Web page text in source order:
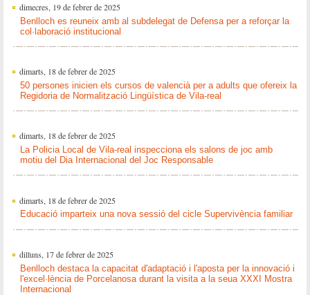
dimecres, 19 de febrer de 2025
Benlloch es reuneix amb al subdelegat de Defensa per a reforçar la
col·laboració institucional
dimarts, 18 de febrer de 2025
50 persones inicien els cursos de valencià per a adults que ofereix la
Regidoria de Normalització Lingüística de Vila-real
dimarts, 18 de febrer de 2025
La Policia Local de Vila-real inspecciona els salons de joc amb
motiu del Dia Internacional del Joc Responsable
dimarts, 18 de febrer de 2025
Educació imparteix una nova sessió del cicle Supervivència familiar
dilluns, 17 de febrer de 2025
Benlloch destaca la capacitat d'adaptació i l'aposta per la innovació i
l'excel·lència de Porcelanosa durant la visita a la seua XXXI Mostra
Internacional